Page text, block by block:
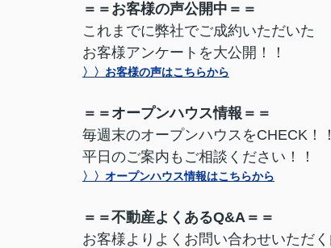
＝＝お客様の声公開中＝＝
これまでに弊社でご成約いただいた
お客様アンケートを大公開！！
〉〉お客様の声はこちらから
＝＝オープンハウス情報＝＝
毎週末のオープンハウスをCHECK！！
平日のご案内もご相談ください！！
〉〉オープンハウス情報はこちらから
＝＝不動産よくあるQ&A＝＝
お客様よりよくお問い合わせいただ